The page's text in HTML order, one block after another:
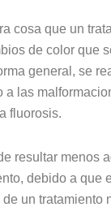
cosa que un
de color que
general, se
las
fluorosis.
resultar menos
debido a que
un tratamiento